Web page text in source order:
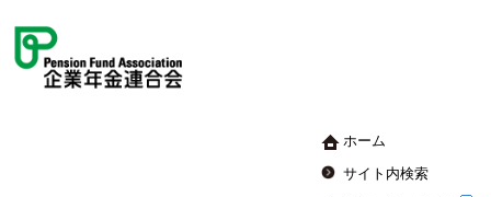
ホーム
サイト内検索